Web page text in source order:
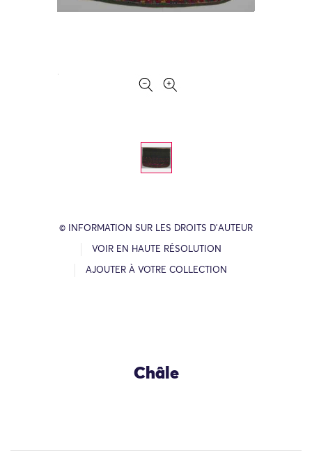
© INFORMATION SUR LES DROITS D’AUTEUR
VOIR EN HAUTE RÉSOLUTION
AJOUTER À VOTRE COLLECTION
Châle